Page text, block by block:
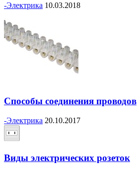
-Электрика 10.03.2018
Способы соединения проводов
-Электрика 20.10.2017
Виды электрических розеток